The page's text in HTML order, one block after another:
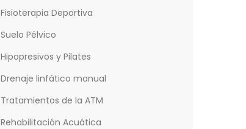
Fisioterapia Deportiva
Suelo Pélvico
Hipopresivos y Pilates
Drenaje linfático manual
Tratamientos de la ATM
Rehabilitación Acuática